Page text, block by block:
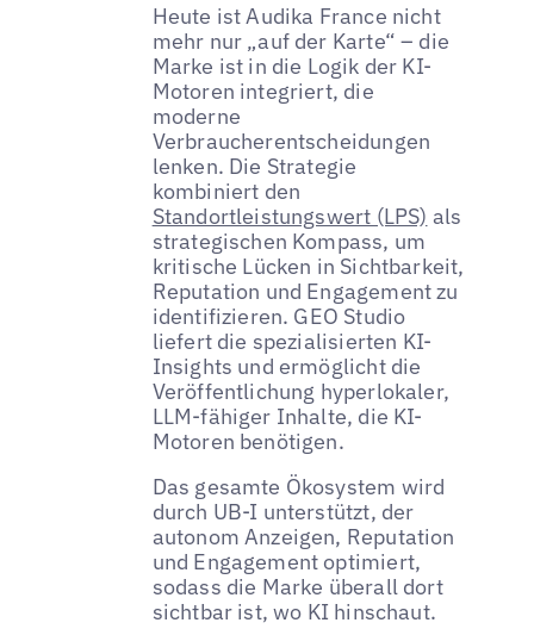
Heute ist Audika France nicht
mehr nur „auf der Karte“ – die
Marke ist in die Logik der KI-
Motoren integriert, die
moderne
Verbraucherentscheidungen
lenken. Die Strategie
kombiniert den
Standortleistungswert (LPS) als
strategischen Kompass, um
kritische Lücken in Sichtbarkeit,
Reputation und Engagement zu
identifizieren. GEO Studio
liefert die spezialisierten KI-
Insights und ermöglicht die
Veröffentlichung hyperlokaler,
LLM-fähiger Inhalte, die KI-
Motoren benötigen.
Das gesamte Ökosystem wird
durch UB-I unterstützt, der
autonom Anzeigen, Reputation
und Engagement optimiert,
sodass die Marke überall dort
sichtbar ist, wo KI hinschaut.